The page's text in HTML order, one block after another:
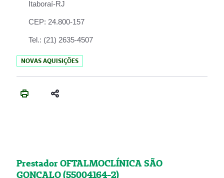
Itaboraí-RJ
CEP: 24.800-157
Tel.: (21) 2635-4507
NOVAS AQUISIÇÕES
Prestador OFTALMOCLÍNICA SÃO
GONÇALO (55004164-2)